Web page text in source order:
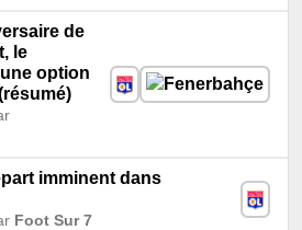
de
le
option
imminent dans
Foot Sur 7